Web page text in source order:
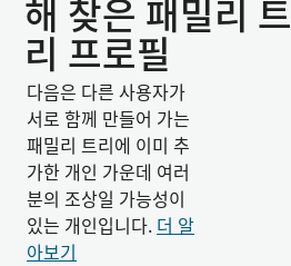
해 찾은 패밀리 트
리 프로필
다음은 다른 사용자가
서로 함께 만들어 가는
패밀리 트리에 이미 추
가한 개인 가운데 여러
분의 조상일 가능성이
있는 개인입니다. 더 알
아보기